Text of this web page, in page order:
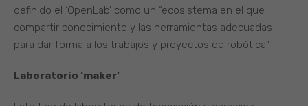
definido el ‘OpenLab’ como un “ecosistema en el que
compartir conocimiento y las herramientas adecuadas
para dar forma a los trabajos y proyectos de robótica”.
Laboratorio ‘maker’